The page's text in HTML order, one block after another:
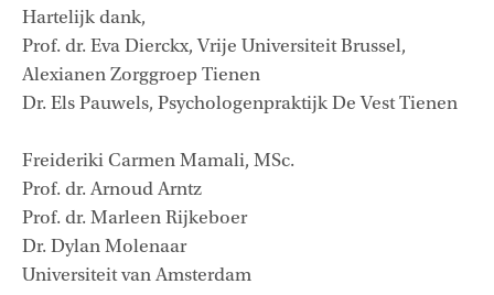
Hartelijk dank,
Prof. dr. Eva Dierckx, Vrije Universiteit Brussel,
Alexianen Zorggroep Tienen
Dr. Els Pauwels, Psychologenpraktijk De Vest Tienen
Freideriki Carmen Mamali, MSc.
Prof. dr. Arnoud Arntz
Prof. dr. Marleen Rijkeboer
Dr. Dylan Molenaar
Universiteit van Amsterdam